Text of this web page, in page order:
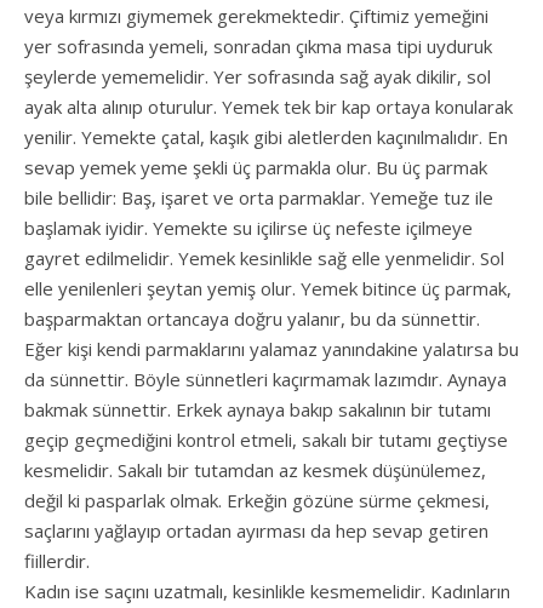
veya kırmızı giymemek gerekmektedir. Çiftimiz yemeğini
yer sofrasında yemeli, sonradan çıkma masa tipi uyduruk
şeylerde yememelidir. Yer sofrasında sağ ayak dikilir, sol
ayak alta alınıp oturulur. Yemek tek bir kap ortaya konularak
yenilir. Yemekte çatal, kaşık gibi aletlerden kaçınılmalıdır. En
sevap yemek yeme şekli üç parmakla olur. Bu üç parmak
bile bellidir: Baş, işaret ve orta parmaklar. Yemeğe tuz ile
başlamak iyidir. Yemekte su içilirse üç nefeste içilmeye
gayret edilmelidir. Yemek kesinlikle sağ elle yenmelidir. Sol
elle yenilenleri şeytan yemiş olur. Yemek bitince üç parmak,
başparmaktan ortancaya doğru yalanır, bu da sünnettir.
Eğer kişi kendi parmaklarını yalamaz yanındakine yalatırsa bu
da sünnettir. Böyle sünnetleri kaçırmamak lazımdır. Aynaya
bakmak sünnettir. Erkek aynaya bakıp sakalının bir tutamı
geçip geçmediğini kontrol etmeli, sakalı bir tutamı geçtiyse
kesmelidir. Sakalı bir tutamdan az kesmek düşünülemez,
değil ki pasparlak olmak. Erkeğin gözüne sürme çekmesi,
saçlarını yağlayıp ortadan ayırması da hep sevap getiren
fiillerdir.
Kadın ise saçını uzatmalı, kesinlikle kesmemelidir. Kadınların